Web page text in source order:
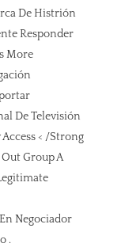
De Histrión
Responder
More
De Televisión
< /Strong
Group A
Negociador
.